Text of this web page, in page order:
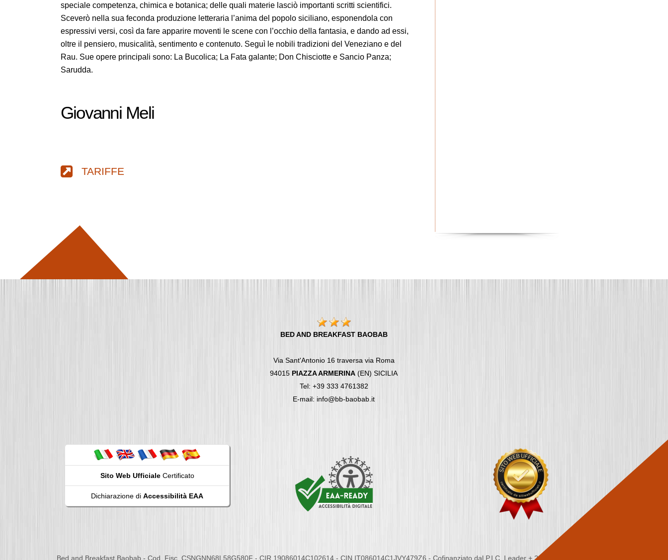
speciale competenza, chimica e botanica; delle quali materie lasciò importanti scritti scientifici.
Sceverò nella sua feconda produzione letteraria l’anima del popolo siciliano, esponendola con
espressivi versi, così da fare apparire moventi le scene con l’occhio della fantasia, e dando ad essi,
oltre il pensiero, musicalità, sentimento e contenuto. Seguì le nobili tradizioni del Veneziano e del
Rau. Sue opere principali sono: La Bucolica; La Fata galante; Don Chisciotte e Sancio Panza;
Sarudda.
Giovanni Meli
TARIFFE
BED AND BREAKFAST BAOBAB
Via Sant'Antonio 16 traversa via Roma
94015 PIAZZA ARMERINA (EN) SICILIA
Tel: +39 333 4761382
E-mail: info@bb-baobab.it
Sito Web UfficialeCertificato
Dichiarazione di Accessibilità EAA
Bed and Breakfast Baobab - Cod. Fisc. CSNGNN68L58G580F - CIR 19086014C102614 - CIN IT086014C1JVY479Z6 - Cofinanziato dal P.I.C. Leader + 2000/2006 - Programma